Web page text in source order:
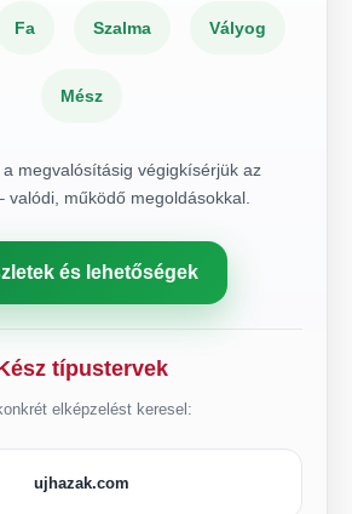
Fa Szalma Vályog
Mész
a megvalósításig végigkísérjük az
valódi, működő megoldásokkal.
és lehetőségek
típustervek
elképzelést keresel:
ujhazak.com